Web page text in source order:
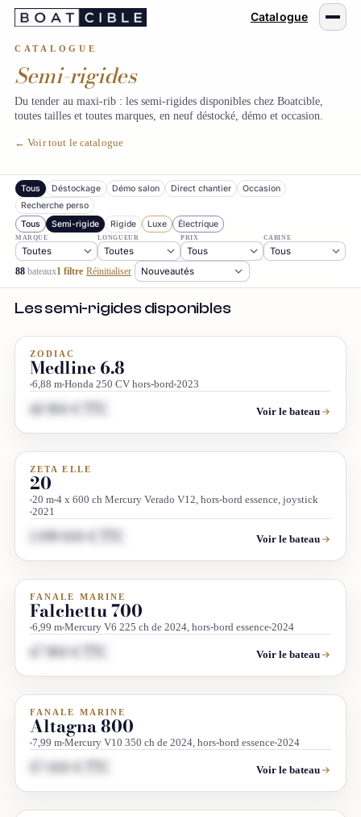
Passer
Catalogue
CATALOGUE
Semi-rigides
Du tender au maxi-rib : les semi-rigides disponibles chez Boatcible,
toutes tailles et toutes marques, en neuf déstocké, démo et occasion.
← Voir tout le catalogue
Tous Déstockage Démo salon Direct chantier
Occasion
Recherche perso
Tous
Semi-rigide
MARQUE LONGUEUR PRIX CABINE
88bateaux1 filtre Réinitialiser
Les semi-rigides disponibles
OCCASION
ZODIAC
Medline 6.8
6,88 m Honda 250 CV hors-bord 2023
68 900 € TTC Voir le bateau
OCCASION
ZETA ELLE
20
20 m 4 x 600 ch Mercury Verado V12, hors-bord essence, joystick
2021
1 099 000 € TTC Voir le bateau
OCCASION
FANALE MARINE
Falchettu 700
6,99 m Mercury V6 225 ch de 2024, hors-bord essence 2024
67 900 € TTC Voir le bateau
OCCASION
FANALE MARINE
Altagna 800
7,99 m Mercury V10 350 ch de 2024, hors-bord essence 2024
87 000 € TTC Voir le bateau